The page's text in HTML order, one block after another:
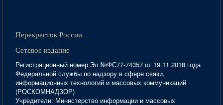
Перекресток России
Сетевое издание
Регистрационный номер Эл №ФС77-74357 от 19.11.2018 года
Федеральной службы по надзору в сфере связи,
информационных технологий и массовых коммуникаций
(РОСКОМНАДЗОР)
Учредители: Министерство информации и массовых